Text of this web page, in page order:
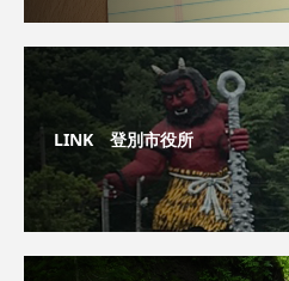
LINK 登別市役所